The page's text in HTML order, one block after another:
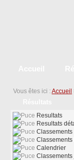
Vous êtes ici : Accueil
Resultats
Resultats
Classements
Classements
Calendrier